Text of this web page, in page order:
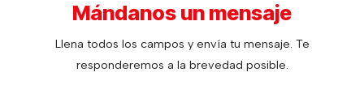
Mándanos un mensaje
Llena todos los campos y envía tu mensaje. Te
responderemos a la brevedad posible.